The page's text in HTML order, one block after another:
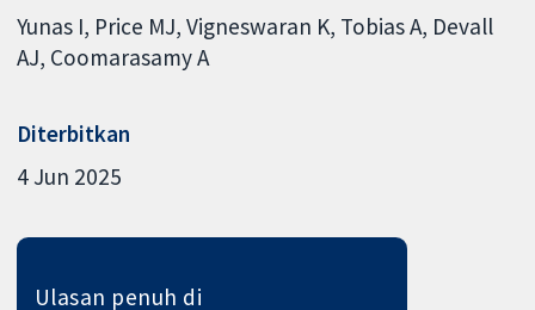
Yunas I Price MJ Vigneswaran K Tobias A Devall
AJ Coomarasamy A
Diterbitkan
4 Jun 2025
Ulasan penuh di